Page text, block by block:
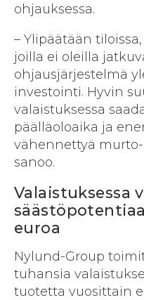
ohjauksessa.
– Ylipäätään
joilla ei oleilla
ohjausjärjestelmä
investointi. Hyvin
valaistuksessa
päälläoloaika ja
vähennettyä murto-
sanoo.
Valaistuksessa
euroa
Nylund-Group
tuhansia
tuotetta vuosittain